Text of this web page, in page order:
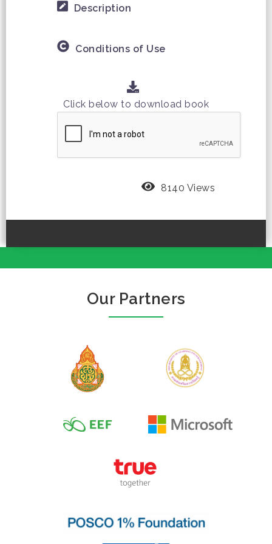
Description
Conditions of Use
Click below to download book
8140 Views
Our Partners